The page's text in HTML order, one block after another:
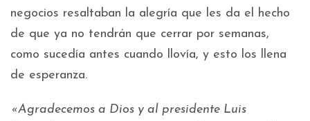
negocios resaltaban la alegría que les da el hecho
de que ya no tendrán que cerrar por semanas,
como sucedía antes cuando llovía, y esto los llena
de esperanza.
«Agradecemos a Dios y al presidente Luis